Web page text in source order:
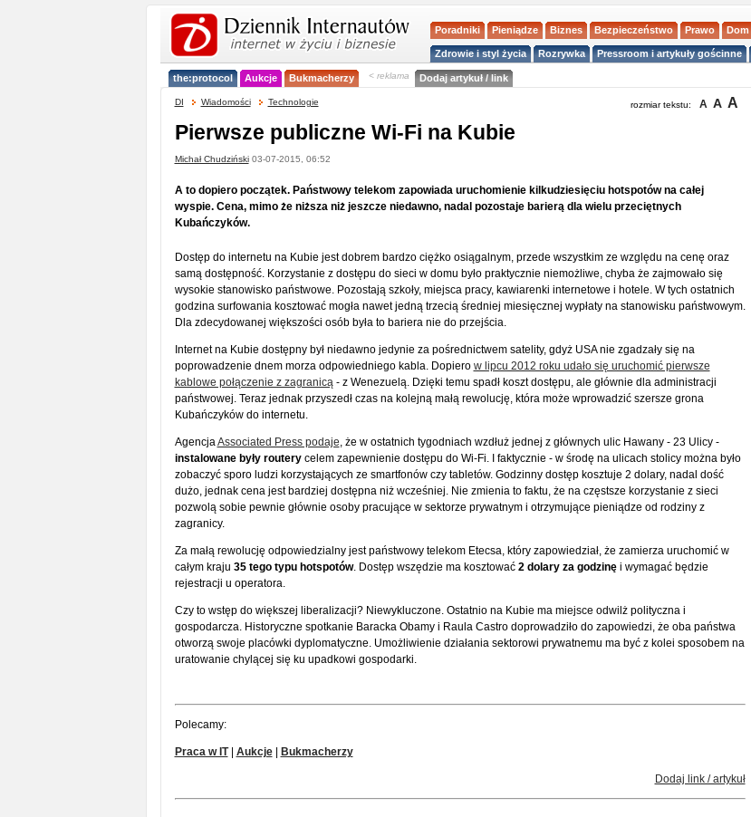
Poradniki Pieniądze Biznes Bezpieczeństwo Prawo Dom
Zdrowie i styl życia Rozrywka Pressroom i artykuły gościnne
the:protocol Aukcje Bukmacherzy < reklama Dodaj artykuł / link
DI Wiadomości Technologie rozmiar tekstu: A A A
Pierwsze publiczne Wi-Fi na Kubie
Michał Chudziński03-07-2015, 06:52
A to dopiero początek. Państwowy telekom zapowiada uruchomienie kilkudziesięciu hotspotów na całej
wyspie. Cena, mimo że niższa niż jeszcze niedawno, nadal pozostaje barierą dla wielu przeciętnych
Kubańczyków.
Dostęp do internetu na Kubie jest dobrem bardzo ciężko osiągalnym, przede wszystkim ze względu na cenę oraz
samą dostępność. Korzystanie z dostępu do sieci w domu było praktycznie niemożliwe, chyba że zajmowało się
wysokie stanowisko państwowe. Pozostają szkoły, miejsca pracy, kawiarenki internetowe i hotele. W tych ostatnich
godzina surfowania kosztować mogła nawet jedną trzecią średniej miesięcznej wypłaty na stanowisku państwowym.
Dla zdecydowanej większości osób była to bariera nie do przejścia.
Internet na Kubie dostępny był niedawno jedynie za pośrednictwem satelity, gdyż USA nie zgadzały się na
poprowadzenie dnem morza odpowiedniego kabla. Dopiero w lipcu 2012 roku udało się uruchomić pierwsze
kablowe połączenie z zagranicą- z Wenezuelą. Dzięki temu spadł koszt dostępu, ale głównie dla administracji
państwowej. Teraz jednak przyszedł czas na kolejną małą rewolucję, która może wprowadzić szersze grona
Kubańczyków do internetu.
AgencjaAssociated Press podaje, że w ostatnich tygodniach wzdłuż jednej z głównych ulic Hawany - 23 Ulicy -
instalowane były routerycelem zapewnienie dostępu do Wi-Fi. I faktycznie - w środę na ulicach stolicy można było
zobaczyć sporo ludzi korzystających ze smartfonów czy tabletów. Godzinny dostęp kosztuje 2 dolary, nadal dość
dużo, jednak cena jest bardziej dostępna niż wcześniej. Nie zmienia to faktu, że na częstsze korzystanie z sieci
pozwolą sobie pewnie głównie osoby pracujące w sektorze prywatnym i otrzymujące pieniądze od rodziny z
zagranicy.
Za małą rewolucję odpowiedzialny jest państwowy telekom Etecsa, który zapowiedział, że zamierza uruchomić w
całym kraju 35 tego typu hotspotów. Dostęp wszędzie ma kosztować 2 dolary za godzinęi wymagać będzie
rejestracji u operatora.
Czy to wstęp do większej liberalizacji? Niewykluczone. Ostatnio na Kubie ma miejsce odwilż polityczna i
gospodarcza. Historyczne spotkanie Baracka Obamy i Raula Castro doprowadziło do zapowiedzi, że oba państwa
otworzą swoje placówki dyplomatyczne. Umożliwienie działania sektorowi prywatnemu ma być z kolei sposobem na
uratowanie chylącej się ku upadkowi gospodarki.
Polecamy:
Praca w IT| Aukcje| Bukmacherzy
Dodaj link / artykuł